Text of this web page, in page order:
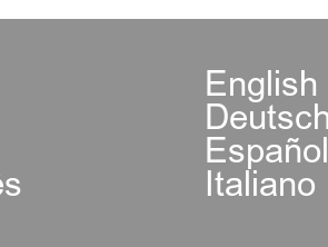
English
Italiano